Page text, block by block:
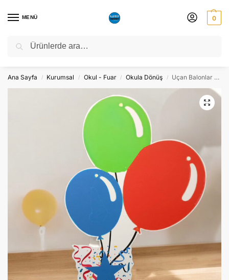
MENÜ 0
NATO ZİRVESİ NEDENİYLE 06-10 TEMMUZ TARİHLERİ ARASINDA
Ana Sayfa / Kurumsal / Okul - Fuar / Okula Dönüş / Uçan Balonlar Maket Pano – Ayaklı – Sola Bakan